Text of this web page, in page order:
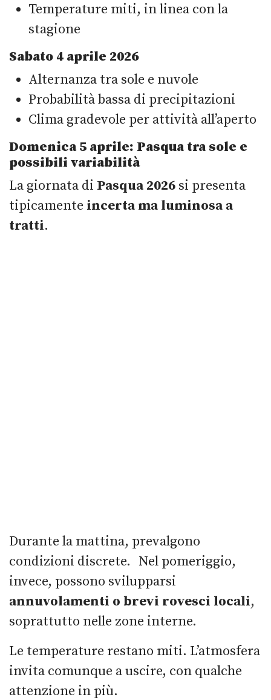
Temperature miti, in linea con la
stagione
Sabato 4 aprile 2026
Alternanza tra sole e nuvole
Probabilità bassa di precipitazioni
Clima gradevole per attività all’aperto
Domenica 5 aprile: Pasqua tra sole e
possibili variabilità
La giornata di Pasqua 2026 si presenta
tipicamente incerta ma luminosa a
tratti.
Durante la mattina, prevalgono
condizioni discrete. Nel pomeriggio,
invece, possono svilupparsi
annuvolamenti o brevi rovesci locali,
soprattutto nelle zone interne.
Le temperature restano miti. L’atmosfera
invita comunque a uscire, con qualche
attenzione in più.